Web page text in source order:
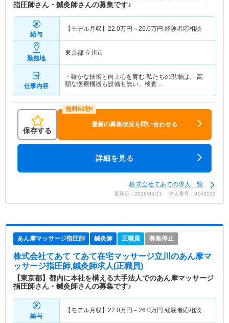
指圧師さん・鍼灸師さんの募集です♪
給与
【モデル月収】 22.0万円～26.0万円 経験者応相談
勤務地
東京都 立川市
仕事内容
・確かな技術と向上心を育む 私たちの現場は、 高
額な医療機器も設備も無い、検査…
保存する
最新の募集状況を問い合わせる
詳細を見る
株式会社てあての求人一覧
更新日：2026/05/11 求人番号：9142135
あん摩マッサージ指圧師 鍼灸師 正職員 募集停止
株式会社てあて てあて在宅マッサージ立川 のあん摩マ
ッサージ指圧師,鍼灸師求人(正職員)
【東京都】都内に本社を構える大手法人でのあん摩マッサージ
指圧師さん・鍼灸師さんの募集です♪
給与
【モデル月収】 22.0万円～26.0万円 経験者応相談